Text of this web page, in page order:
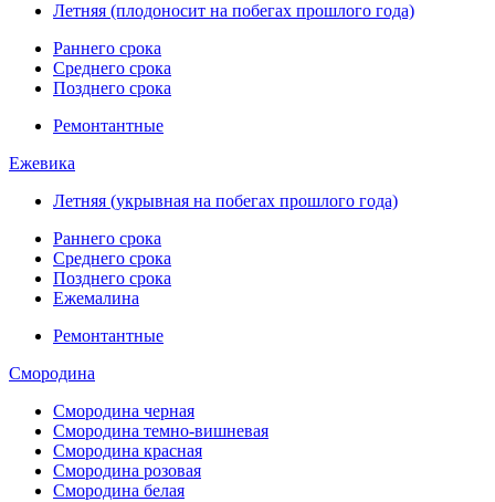
Летняя (плодоносит на побегах прошлого года)
Раннего срока
Среднего срока
Позднего срока
Ремонтантные
Ежевика
Летняя (укрывная на побегах прошлого года)
Раннего срока
Среднего срока
Позднего срока
Ежемалина
Ремонтантные
Смородина
Смородина черная
Смородина темно-вишневая
Смородина красная
Смородина розовая
Смородина белая